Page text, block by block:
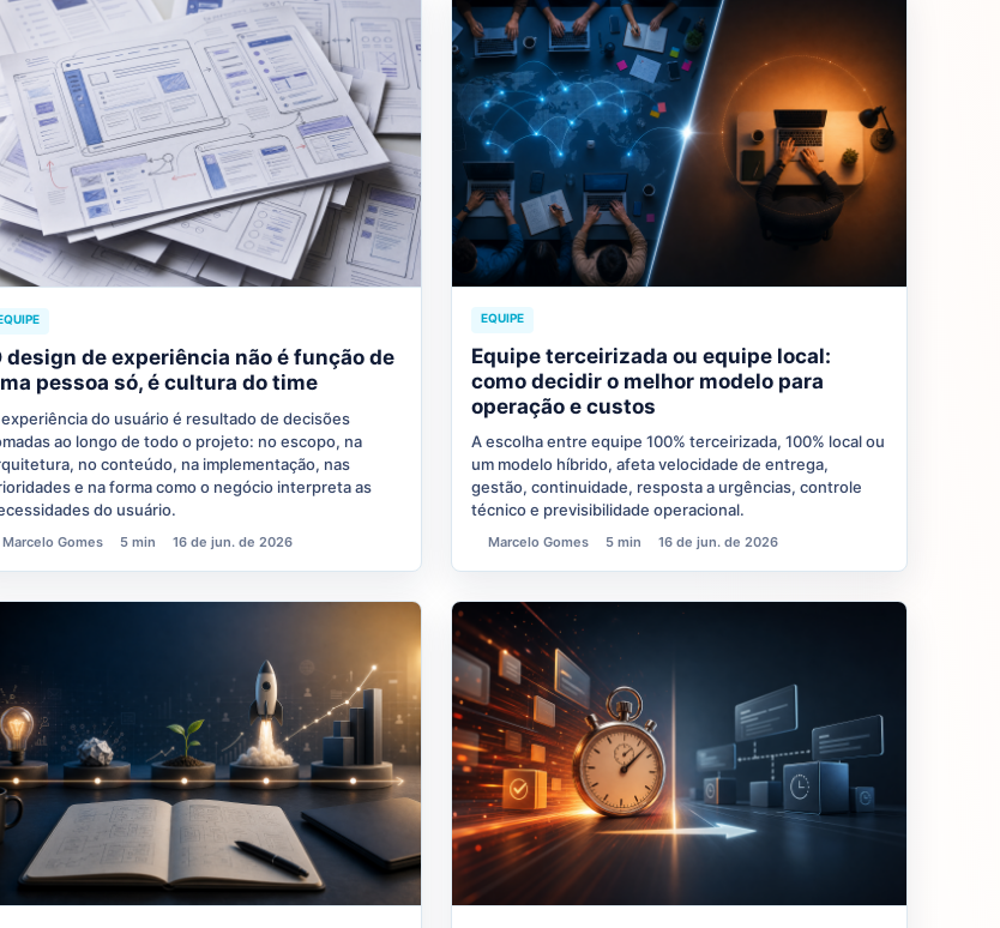
design de experiência não é função de
pessoa só, é cultura do time
do usuário é resultado de decisões
ao longo de todo o projeto: no escopo, na
no conteúdo, na implementação, nas
e na forma como o negócio interpreta as
do usuário.
Marcelo Gomes 5 min 16 de jun. de 2026
EQUIPE
Equipe terceirizada ou equipe local:
como decidir o melhor modelo para
operação e custos
A escolha entre equipe 100% terceirizada, 100% local ou
um modelo híbrido, afeta velocidade de entrega,
gestão, continuidade, resposta a urgências, controle
técnico e previsibilidade operacional.
Marcelo Gomes 5 min 16 de jun. de 2026